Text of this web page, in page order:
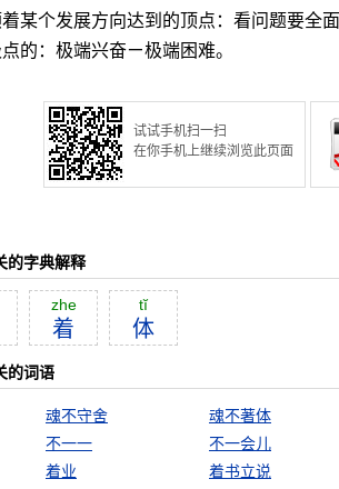
某个发展方向达到的顶点：看问题要全
的：极端兴奋ㄧ极端困难。
试试手机扫一扫
在你手机上继续浏览此页面
的字典解释
zhe
着
tĭ
体
的词语
魂不守舍
魂不著体
不一一
不一会儿
着业
着书立说